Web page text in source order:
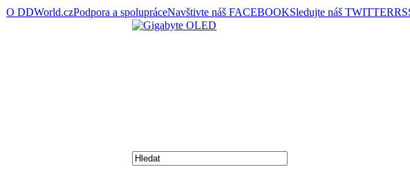
O DDWorld.czPodpora a spolupráceNavštivte náš FACEBOOKSledujte náš TWITTER